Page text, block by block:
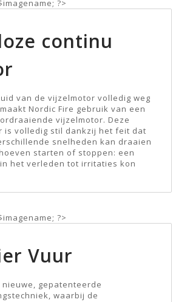
continu
van de vijzelmotor volledig weg
Nordic Fire gebruik van een
vijzelmotor. Deze
is volledig stil dankzij het feit dat
snelheden kan draaien
starten of stoppen: een
het verleden tot irritaties kon
Vuur
nieuwe, gepatenteerde
waarbij de